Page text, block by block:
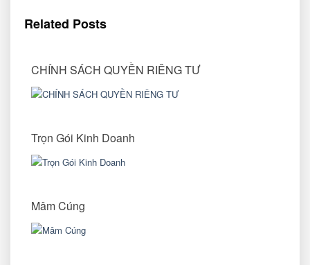
Related Posts
CHÍNH SÁCH QUYỀN RIÊNG TƯ
Trọn Gói Kinh Doanh
Mâm Cúng